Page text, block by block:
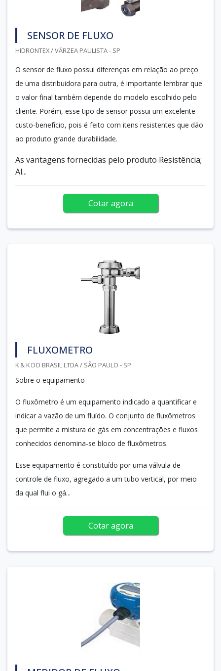
SENSOR DE FLUXO
HIDRONTEX / VÁRZEA PAULISTA - SP
O sensor de fluxo possui diferenças em relação ao preço
de uma distribuidora para outra, é importante lembrar que
o valor final também depende do modelo escolhido pelo
cliente. Porém, esse tipo de sensor possui um excelente
custo-benefício, pois é feito com itens resistentes que dão
ao produto grande durabilidade.
As vantagens fornecidas pelo produto Resistência;
Al...
Cotar agora
FLUXOMETRO
K & K DO BRASIL LTDA / SÃO PAULO - SP
Sobre o equipamento
O fluxômetro é um equipamento indicado a quantificar e
indicar a vazão de um fluído. O conjunto de fluxômetros
que permite a mistura de gás em concentrações e fluxos
conhecidos denomina-se bloco de fluxômetros.
Esse equipamento é constituído por uma válvula de
controle de fluxo, agregado a um tubo vertical, por meio
da qual flui o gá...
Cotar agora